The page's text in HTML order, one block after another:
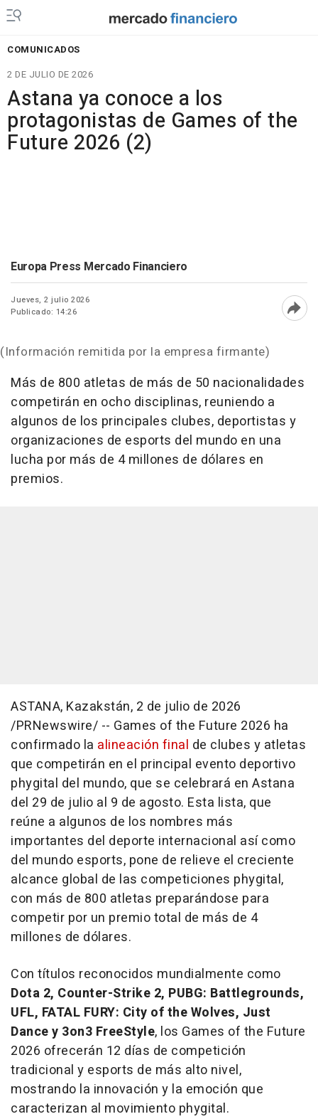
COMUNICADOS
2 DE JULIO DE 2026
Astana ya conoce a los
protagonistas de Games of the
Future 2026 (2)
Europa Press Mercado Financiero
Jueves, 2 julio 2026
Publicado: 14:26
(Información remitida por la empresa firmante)
Más de 800 atletas de más de 50 nacionalidades
competirán en ocho disciplinas, reuniendo a
algunos de los principales clubes, deportistas y
organizaciones de esports del mundo en una
lucha por más de 4 millones de dólares en
premios.
ASTANA, Kazakstán, 2 de julio de 2026
/PRNewswire/ -- Games of the Future 2026 ha
confirmado la alineación final de clubes y atletas
que competirán en el principal evento deportivo
phygital del mundo, que se celebrará en Astana
del 29 de julio al 9 de agosto. Esta lista, que
reúne a algunos de los nombres más
importantes del deporte internacional así como
del mundo esports, pone de relieve el creciente
alcance global de las competiciones phygital,
con más de 800 atletas preparándose para
competir por un premio total de más de 4
millones de dólares.
Con títulos reconocidos mundialmente como
Dota 2, Counter-Strike 2, PUBG: Battlegrounds,
UFL, FATAL FURY: City of the Wolves, Just
Dance y 3on3 FreeStyle, los Games of the Future
2026 ofrecerán 12 días de competición
tradicional y esports de más alto nivel,
mostrando la innovación y la emoción que
caracterizan al movimiento phygital.